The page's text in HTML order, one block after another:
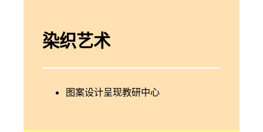
染织艺术
图案设计呈现教研中心